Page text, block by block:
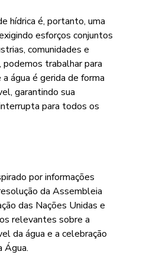
hídrica é, portanto, uma
esforços conjuntos
comunidades e
podemos trabalhar para
água é gerida de forma
garantindo sua
para todos os
por informações
da Assembleia
das Nações Unidas e
relevantes sobre a
da água e a celebração
Água.